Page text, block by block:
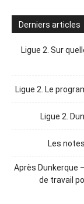
Derniers articles
Ligue 2. Sur
Ligue 2. Le
Ligue 2.
Les
Après Dunkerque
de travail